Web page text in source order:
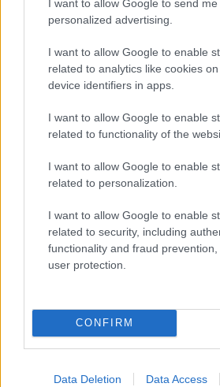
I want to allow Google to send me
personalized advertising.
I want to allow Google to enable
related to analytics like cookies
device identifiers in apps.
I want to allow Google to enable
related to functionality of the
I want to allow Google to enable
related to personalization.
I want to allow Google to enable
related to security, including
functionality and fraud
user protection.
CONFIRM
Data Deletion Data Access
Nyitókép: @elliotpage/Instagram
Ha tetszett a cikkünk,
Ellen Page bejelentette,
Ez a fotósorozat
Miért ne lehetne